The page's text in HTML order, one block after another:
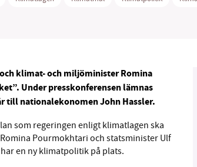
klimat- och miljöminister Romina
Under presskonferensen lämnas
till nationalekonomen John Hassler.
som regeringen enligt klimatlagen ska
Pourmokhtari och statsminister Ulf
en ny klimatpolitik på plats.
hållbar framtid. Sedan starten 2010 har
drivit miljödebatten framåt genom
granskningar. Nu vill vi utveckla vårt
hoppas att du vill hjälpa oss.
arbete genom att swisha en slant till